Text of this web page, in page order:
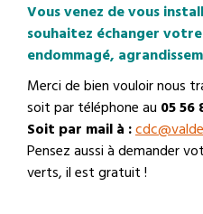
Vous venez de vous
souhaitez échanger
endommagé,
Merci de bien vouloir nous
soit par téléphone au 05 56
Soit par mail à :
Pensez aussi à demander
verts, il est gratuit !